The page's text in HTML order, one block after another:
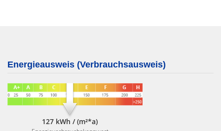
Energieausweis (Verbrauchsausweis)
127 kWh / (m²*a)